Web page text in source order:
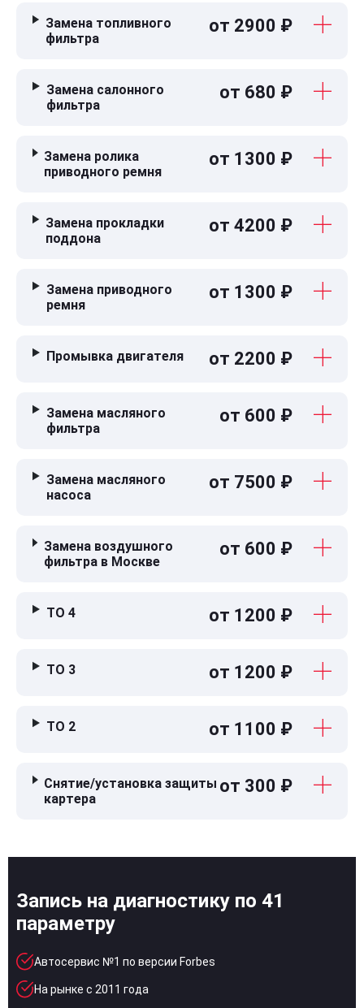
Замена топливного
фильтра
от 2900 ₽
Замена салонного
фильтра
от 680 ₽
Замена ролика
приводного ремня
от 1300 ₽
Замена прокладки
поддона
от 4200 ₽
Замена приводного
ремня
от 1300 ₽
Промывка двигателя от 2200 ₽
Замена масляного
фильтра
от 600 ₽
Замена масляного
насоса
от 7500 ₽
Замена воздушного
фильтра в Москве
от 600 ₽
ТО 4 от 1200 ₽
ТО 3 от 1200 ₽
ТО 2 от 1100 ₽
Снятие/установка защиты
картера
от 300 ₽
Запись на диагностику по 41
параметру
Автосервис №1 по версии Forbes
На рынке с 2011 года